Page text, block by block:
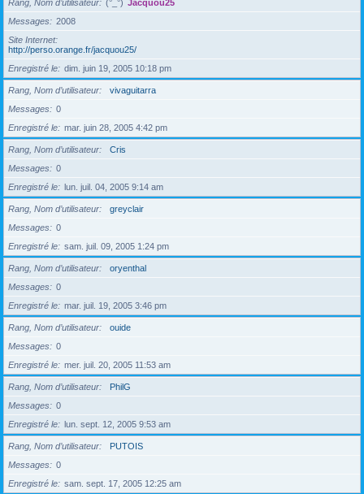
Rang, Nom d’utilisateur (°_°) Jacquou25
Messages
2008
Site Internet
http://perso.orange.fr/jacquou25/
Enregistré le
dim. juin 19, 2005 10:18 pm
Rang, Nom d’utilisateur
vivaguitarra
Messages
0
Enregistré le
mar. juin 28, 2005 4:42 pm
Rang, Nom d’utilisateur
Cris
Messages
0
Enregistré le
lun. juil. 04, 2005 9:14 am
Rang, Nom d’utilisateur
greyclair
Messages
0
Enregistré le
sam. juil. 09, 2005 1:24 pm
Rang, Nom d’utilisateur
oryenthal
Messages
0
Enregistré le
mar. juil. 19, 2005 3:46 pm
Rang, Nom d’utilisateur
ouide
Messages
0
Enregistré le
mer. juil. 20, 2005 11:53 am
Rang, Nom d’utilisateur
PhilG
Messages
0
Enregistré le
lun. sept. 12, 2005 9:53 am
Rang, Nom d’utilisateur
PUTOIS
Messages
0
Enregistré le
sam. sept. 17, 2005 12:25 am